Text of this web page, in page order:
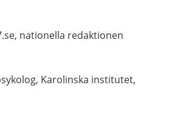
nationella redaktionen
Karolinska institutet,